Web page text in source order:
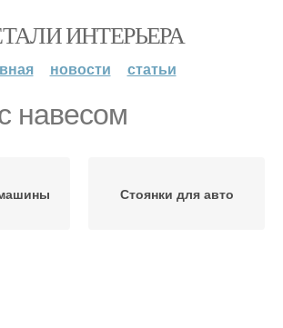
ИНТЕРЬЕРА
новости статьи
навесом
Стоянки для авто